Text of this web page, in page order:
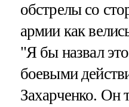
обстрелы со
армии как
"Я бы назвал
боевыми
Захарченко. Он